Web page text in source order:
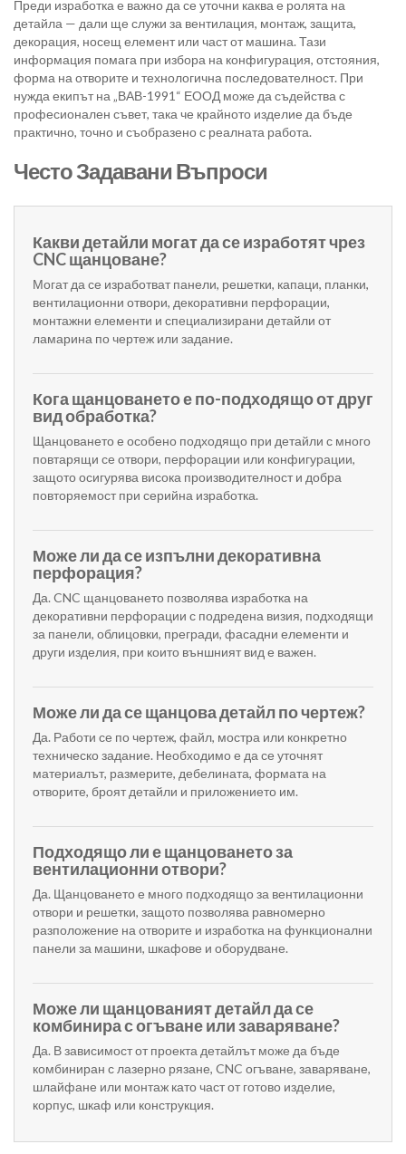
Преди изработка е важно да се уточни каква е ролята на
детайла — дали ще служи за вентилация, монтаж, защита,
декорация, носещ елемент или част от машина. Тази
информация помага при избора на конфигурация, отстояния,
форма на отворите и технологична последователност. При
нужда екипът на „ВАВ-1991“ ЕООД може да съдейства с
професионален съвет, така че крайното изделие да бъде
практично, точно и съобразено с реалната работа.
Често Задавани Въпроси
Какви детайли могат да се изработят чрез
CNC щанцоване?
Могат да се изработват панели, решетки, капаци, планки,
вентилационни отвори, декоративни перфорации,
монтажни елементи и специализирани детайли от
ламарина по чертеж или задание.
Кога щанцоването е по-подходящо от друг
вид обработка?
Щанцоването е особено подходящо при детайли с много
повтарящи се отвори, перфорации или конфигурации,
защото осигурява висока производителност и добра
повторяемост при серийна изработка.
Може ли да се изпълни декоративна
перфорация?
Да. CNC щанцоването позволява изработка на
декоративни перфорации с подредена визия, подходящи
за панели, облицовки, прегради, фасадни елементи и
други изделия, при които външният вид е важен.
Може ли да се щанцова детайл по чертеж?
Да. Работи се по чертеж, файл, мостра или конкретно
техническо задание. Необходимо е да се уточнят
материалът, размерите, дебелината, формата на
отворите, броят детайли и приложението им.
Подходящо ли е щанцоването за
вентилационни отвори?
Да. Щанцоването е много подходящо за вентилационни
отвори и решетки, защото позволява равномерно
разположение на отворите и изработка на функционални
панели за машини, шкафове и оборудване.
Може ли щанцованият детайл да се
комбинира с огъване или заваряване?
Да. В зависимост от проекта детайлът може да бъде
комбиниран с лазерно рязане, CNC огъване, заваряване,
шлайфане или монтаж като част от готово изделие,
корпус, шкаф или конструкция.